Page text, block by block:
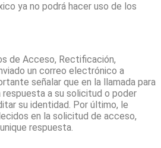
ya no podrá hacer uso de los
de Acceso, Rectificación,
un correo electrónico a
señalar que en la llamada para
a su solicitud o poder
su identidad. Por último, le
en la solicitud de acceso,
respuesta.